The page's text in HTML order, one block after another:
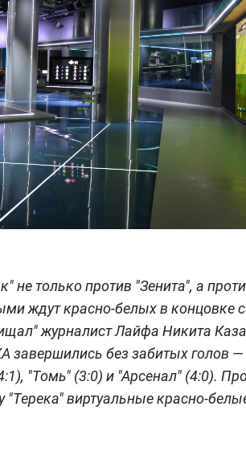
не только против "Зенита", а
ждут красно-белых в концовке
журналист Лайфа Никита
завершились без забитых голов —
"Томь" (3:0) и "Арсенал" (4:0).
"Терека" виртуальные красно-